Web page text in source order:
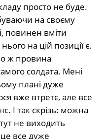
просто не буде.
на своєму
повинен вміти
нього на цій позиції є.
ж провина
солдата. Мені
плані дуже
вже втретє, але все
І так скрізь: можна
не виходить
все дуже